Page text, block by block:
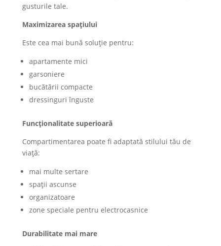
gusturile tale.
Maximizarea spațiului
Este cea mai bună soluție pentru:
apartamente mici
garsoniere
bucătării compacte
dressinguri înguste
Funcționalitate superioară
Compartimentarea poate fi adaptată stilului tău de
viață:
mai multe sertare
spații ascunse
organizatoare
zone speciale pentru electrocasnice
Durabilitate mai mare